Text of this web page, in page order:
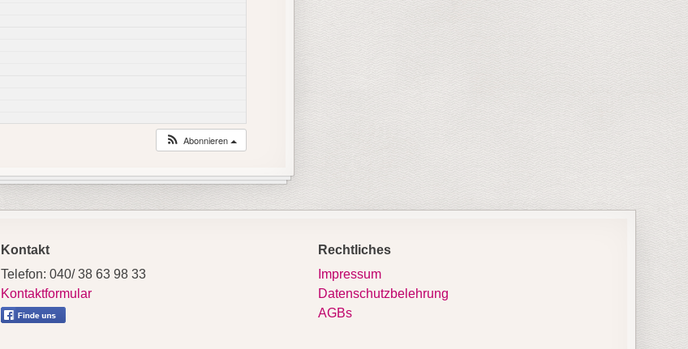
Abonnieren
Kontakt
Telefon: 040/ 38 63 98 33
Kontaktformular
Rechtliches
Impressum
Datenschutzbelehrung
AGBs